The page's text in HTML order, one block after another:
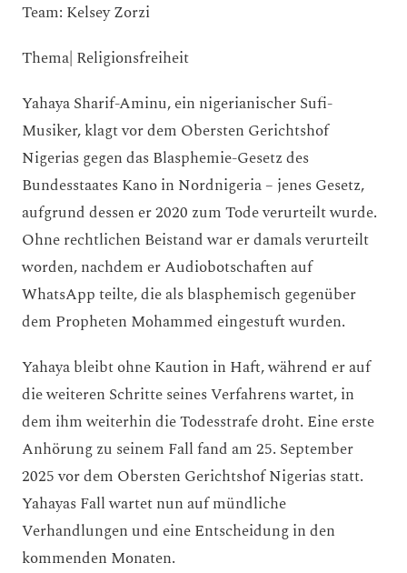
Team: Kelsey Zorzi
Thema| Religionsfreiheit
Yahaya Sharif-Aminu, ein nigerianischer Sufi-
Musiker, klagt vor dem Obersten Gerichtshof
Nigerias gegen das Blasphemie-Gesetz des
Bundesstaates Kano in Nordnigeria – jenes Gesetz,
aufgrund dessen er 2020 zum Tode verurteilt wurde.
Ohne rechtlichen Beistand war er damals verurteilt
worden, nachdem er Audiobotschaften auf
WhatsApp teilte, die als blasphemisch gegenüber
dem Propheten Mohammed eingestuft wurden.
Yahaya bleibt ohne Kaution in Haft, während er auf
die weiteren Schritte seines Verfahrens wartet, in
dem ihm weiterhin die Todesstrafe droht. Eine erste
Anhörung zu seinem Fall fand am 25. September
2025 vor dem Obersten Gerichtshof Nigerias statt.
Yahayas Fall wartet nun auf mündliche
Verhandlungen und eine Entscheidung in den
kommenden Monaten.